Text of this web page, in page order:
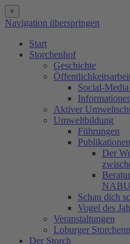
×
Navigation überspringen
Start
Storchenhof
Geschichte
Social-
Aktiver
Umweltbildung
Führungen
Publikationen
Der
NABU
Schau dich
Vogel des
Veranstaltungen
Loburger
Der Storch